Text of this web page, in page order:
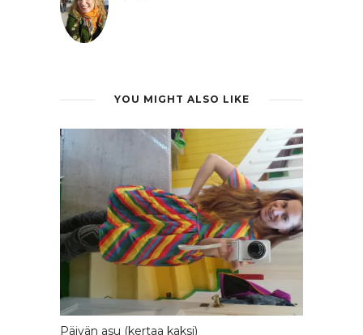
YOU MIGHT ALSO LIKE
Päivän asu (kertaa kaksi)